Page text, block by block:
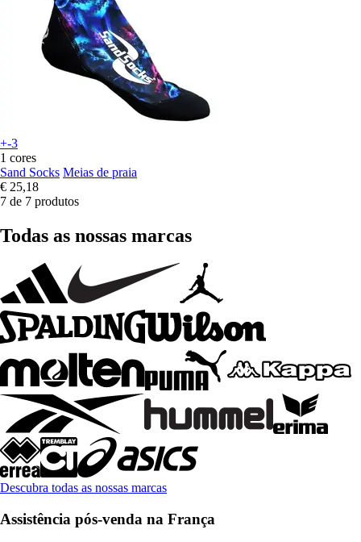
+-3
1 cores
Sand Socks Meias de praia
€ 25,18
7 de 7 produtos
Todas as nossas marcas
Descubra todas as nossas marcas
Assistência pós-venda na França